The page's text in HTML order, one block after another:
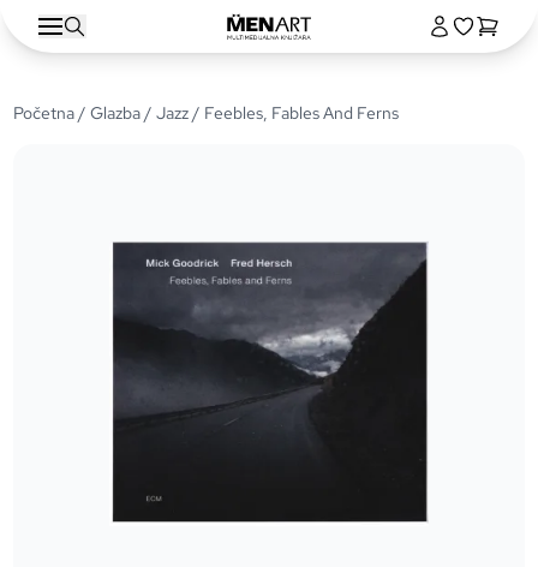
Početna/Glazba/Jazz/ Feebles, Fables And Ferns